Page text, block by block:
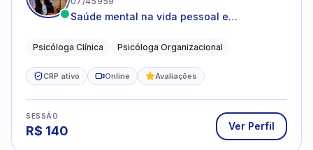
Saúde mental na vida pessoal e
Psicóloga Clínica Psicóloga Organizacional
CRP ativo Online Avaliações
SESSÃO
R$ 140 Ver Perfil